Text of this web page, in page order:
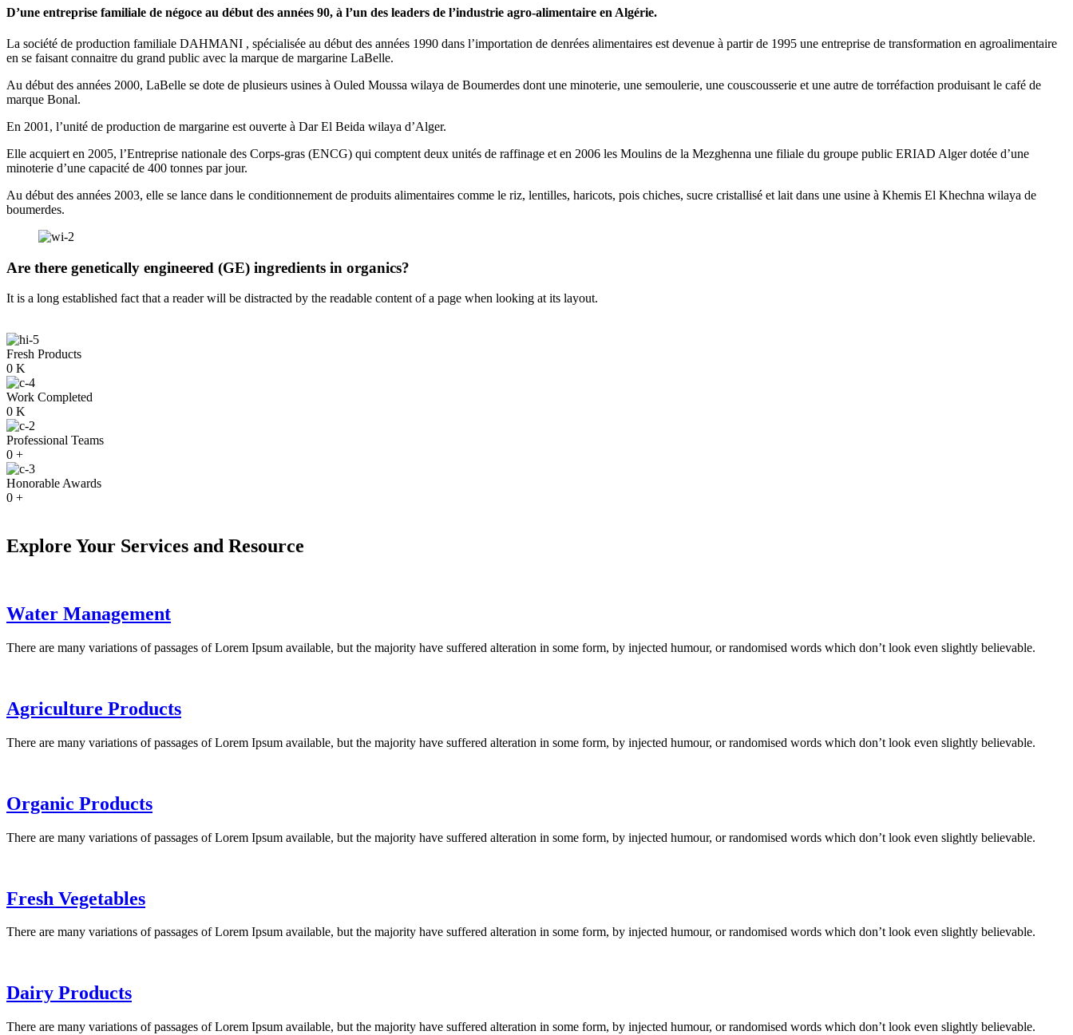
D’une entreprise familiale de négoce au début des années 90, à l’un des leaders de l’industrie agro-alimentaire en Algérie.
La société de production familiale DAHMANI , spécialisée au début des années 1990 dans l’importation de denrées alimentaires est devenue à partir de 1995 une entreprise de transformation en agroalimentaire
en se faisant connaitre du grand public avec la marque de margarine LaBelle.
Au début des années 2000, LaBelle se dote de plusieurs usines à Ouled Moussa wilaya de Boumerdes dont une minoterie, une semoulerie, une couscousserie et une autre de torréfaction produisant le café de
marque Bonal.
En 2001, l’unité de production de margarine est ouverte à Dar El Beida wilaya d’Alger.
Elle acquiert en 2005, l’Entreprise nationale des Corps-gras (ENCG) qui comptent deux unités de raffinage et en 2006 les Moulins de la Mezghenna une filiale du groupe public ERIAD Alger dotée d’une
minoterie d’une capacité de 400 tonnes par jour.
Au début des années 2003, elle se lance dans le conditionnement de produits alimentaires comme le riz, lentilles, haricots, pois chiches, sucre cristallisé et lait dans une usine à Khemis El Khechna wilaya de
boumerdes.
Are there genetically engineered (GE) ingredients in organics?
It is a long established fact that a reader will be distracted by the readable content of a page when looking at its layout.
Fresh Products
0 K
Work Completed
0 K
Professional Teams
0 +
Honorable Awards
0 +
Explore Your Services and Resource
Water Management
There are many variations of passages of Lorem Ipsum available, but the majority have suffered alteration in some form, by injected humour, or randomised words which don’t look even slightly believable.
Agriculture Products
There are many variations of passages of Lorem Ipsum available, but the majority have suffered alteration in some form, by injected humour, or randomised words which don’t look even slightly believable.
Organic Products
There are many variations of passages of Lorem Ipsum available, but the majority have suffered alteration in some form, by injected humour, or randomised words which don’t look even slightly believable.
Fresh Vegetables
There are many variations of passages of Lorem Ipsum available, but the majority have suffered alteration in some form, by injected humour, or randomised words which don’t look even slightly believable.
Dairy Products
There are many variations of passages of Lorem Ipsum available, but the majority have suffered alteration in some form, by injected humour, or randomised words which don’t look even slightly believable.